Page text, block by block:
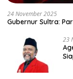
24 November 2025
Gubernur Sultra:
23